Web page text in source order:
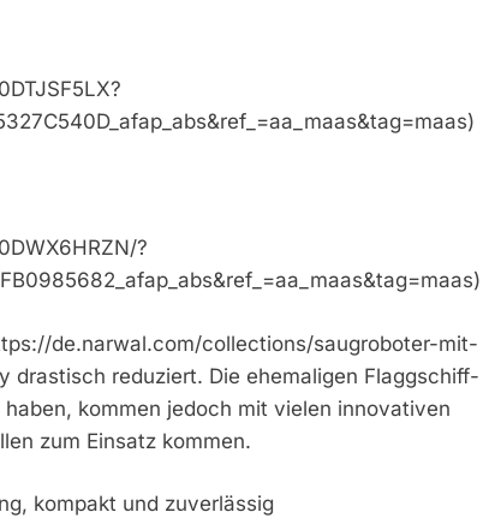
?
de.narwal.com/collections/saugroboter-mit-
drastisch reduziert. Die ehemaligen Flaggschiff-
kommen jedoch mit vielen innovativen
zum Einsatz kommen.
kompakt und zuverlässig